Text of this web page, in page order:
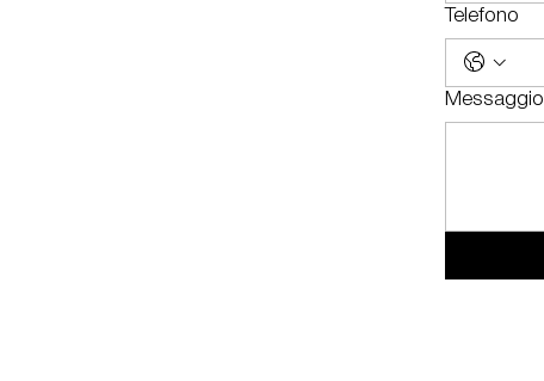
Telefono
Messaggio